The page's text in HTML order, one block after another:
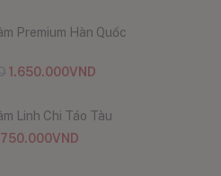
Premium Hàn Quốc
1.650.000VND
Linh Chi Táo Tàu
750.000VND